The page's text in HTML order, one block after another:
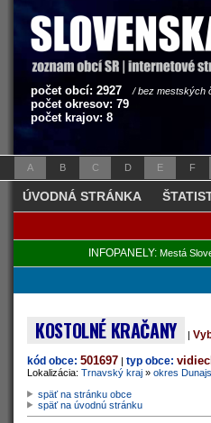
počet obcí: 2927 / bez mestských
počet okresov: 79
počet krajov: 8
A B C D E F
ÚVODNÁ STRÁNKA
INFOPANELY: Mestá
KOSTOLNÉ KRAČANY |
kód obce: 501697 | typ obce:
Lokalizácia: Trnavský kraj » okres
späť na stránku obce
späť na úvodnú stránku